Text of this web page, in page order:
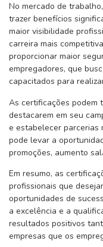
No mercado de
trazer benefícios
maior visibilidade
carreira mais
proporcionar maior
empregadores, que
capacitados para
As certificações podem
destacarem em seu
e estabelecer parcerias
pode levar a
promoções, aumento
Em resumo, as
profissionais que
oportunidades de
a excelência e a
resultados positivos
empresas que os